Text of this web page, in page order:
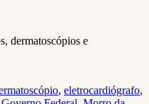
dermatoscópios e
, eletrocardiógrafo,